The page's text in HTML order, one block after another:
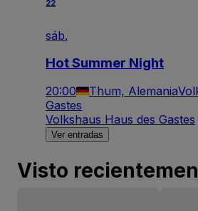
22
sáb.
Hot Summer Night
20:00 Thum, Alemania
Gastes
Volkshaus Haus des Gastes
Ver entradas
Visto